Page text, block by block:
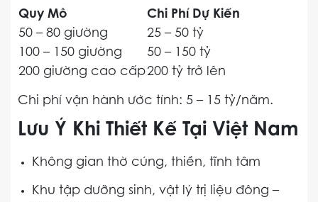
Quy Mô
Chi Phí Dự Kiến
50 – 80 giường
25 – 50 tỷ
100 – 150 giường
50 – 150 tỷ
200 giường cao cấp200 tỷ trở lên
Chi phí vận hành ước tính: 5 – 15 tỷ/năm.
Lưu Ý Khi Thiết Kế Tại Việt Nam
Không gian thờ cúng, thiền, tĩnh tâm
Khu tập dưỡng sinh, vật lý trị liệu đông –